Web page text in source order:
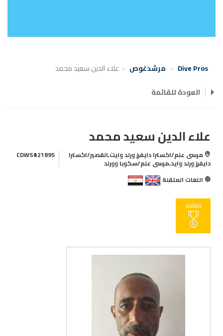
Dive Pros مرشدغوص
علاء الدين سعيد محمد
العودة للقائمة
علاء الدين سعيد محمد
مرسى علم/اكسترا دايفرز ورلد وايت,القصير/اكسترا
دايفرز ورلد وايد,مرسى علم/سكوبا وورلد
CDWS#21895
اللغات المتقنة
معتمد